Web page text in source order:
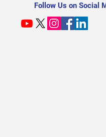
Follow Us on Social